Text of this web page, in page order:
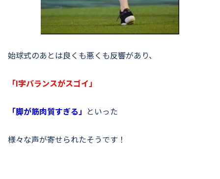
始球式のあとは良くも悪くも反響があり、
「I字バランスがスゴイ」
「脚が筋肉質すぎる」 といった
様々な声が寄せられたそうです！